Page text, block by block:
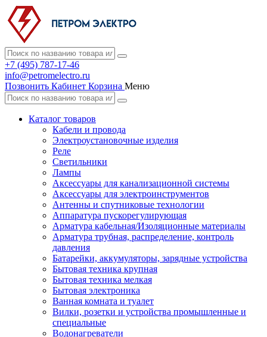
+7 (495) 787-17-46
info@petromelectro.ru
Позвонить Кабинет Корзина Меню
Каталог товаров
Кабели и провода
Электроустановочные изделия
Реле
Светильники
Лампы
Аксессуары для канализационной системы
Аксессуары для электроинструментов
Антенны и спутниковые технологии
Аппаратура пускорегулирующая
Арматура кабельная/Изоляционные материалы
Арматура трубная, распределение, контроль
давления
Батарейки, аккумуляторы, зарядные устройства
Бытовая техника крупная
Бытовая техника мелкая
Бытовая электроника
Ванная комната и туалет
Вилки, розетки и устройства промышленные и
специальные
Водонагреватели